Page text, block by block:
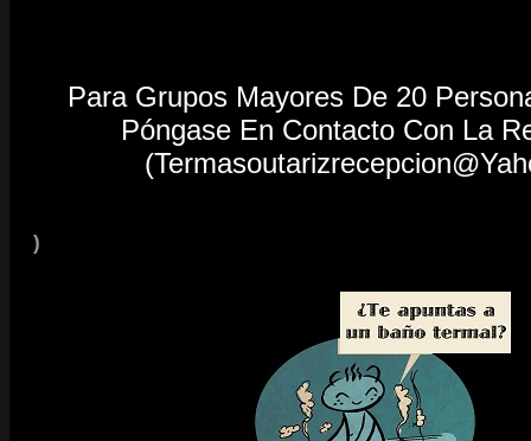
Para Grupos Mayores De 20
Póngase En Contacto Con La
)